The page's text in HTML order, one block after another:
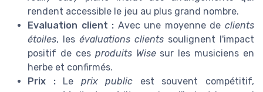
rendent accessible le jeu au plus grand nombre.
Evaluation client : Avec une moyenne declients
étoiles, les évaluations clients soulignent l'impact
positif de ces produits Wisesur les musiciens en
herbe et confirmés.
Prix :Le prix public est souvent compétitif,